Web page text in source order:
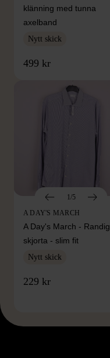
klänning med tunna
axelband
Nytt skick
499 kr
1/5
A DAY'S MARCH
A Day's March - Randig
skjorta - slim fit
Nytt skick
229 kr